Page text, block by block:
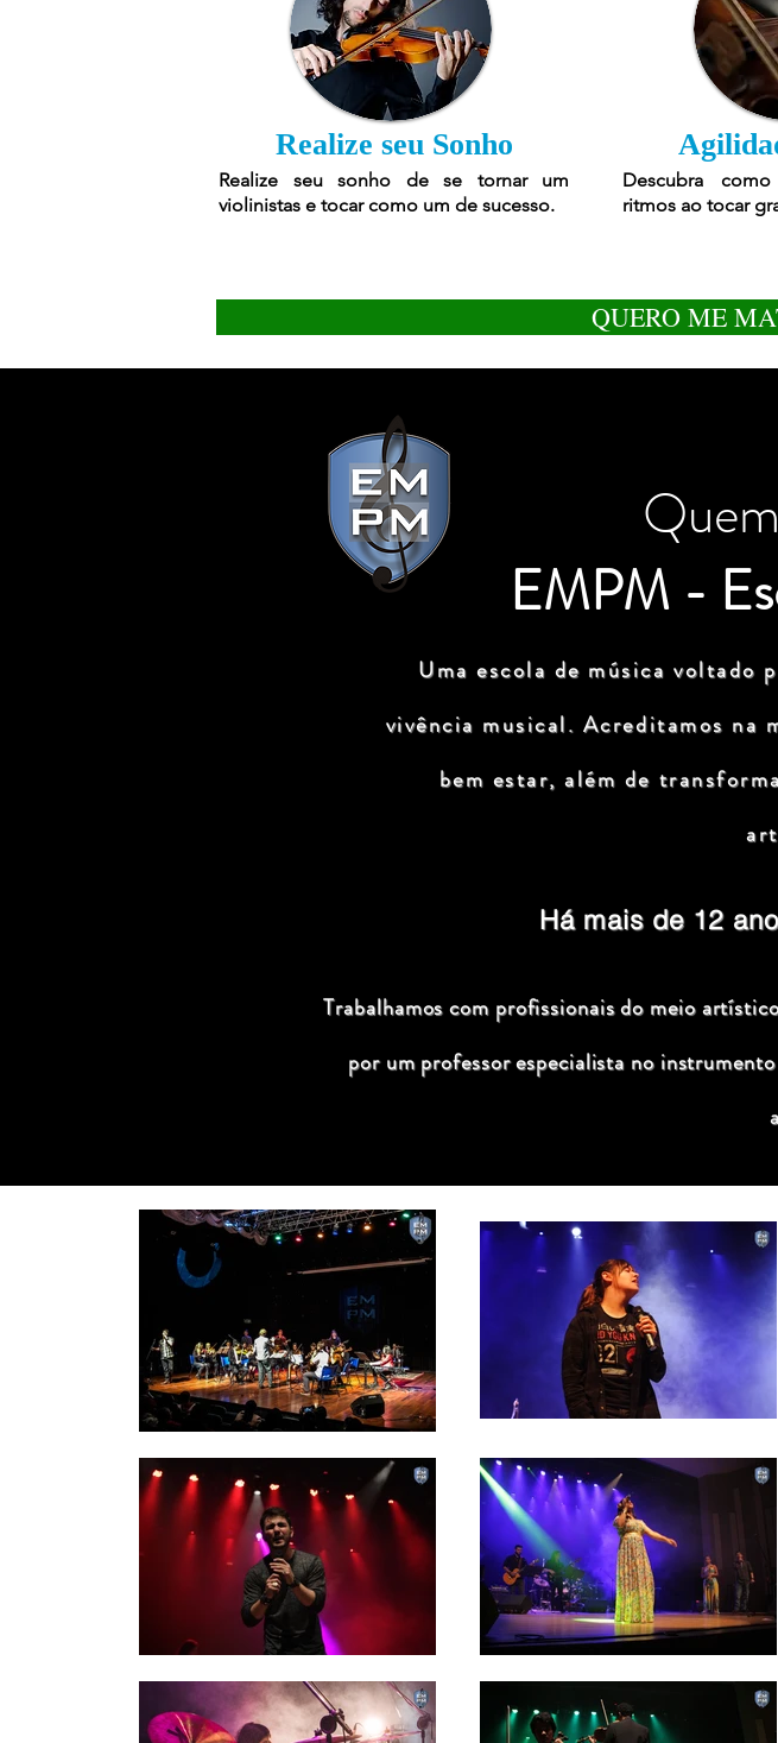
Realize seu Sonho
Realize seu sonho de se tornar um
violinistas e tocar como um de sucesso.
Descubra
ritmos ao tocar
QUERO ME
EMPM -
Uma escola de música voltado
vivência musical. Acreditamos na
bem estar, além de
Há mais de 12
Trabalhamos com profissionais do meio
por um professor especialista no